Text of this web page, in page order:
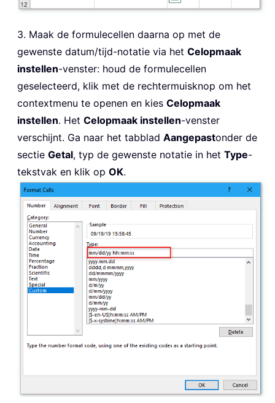
3. Maak de formulecellen daarna op met de
gewenste datum/tijd-notatie via het Celopmaak
instellen-venster: houd de formulecellen
geselecteerd, klik met de rechtermuisknop om het
contextmenu te openen en kies Celopmaak
instellen. Het Celopmaak instellen-venster
verschijnt. Ga naar het tabblad Aangepastonder de
sectie Getal, typ de gewenste notatie in het Type-
tekstvak en klik op OK.